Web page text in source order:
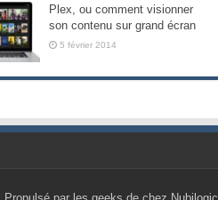
Plex, ou comment visionner
son contenu sur grand écran
5 février 2014